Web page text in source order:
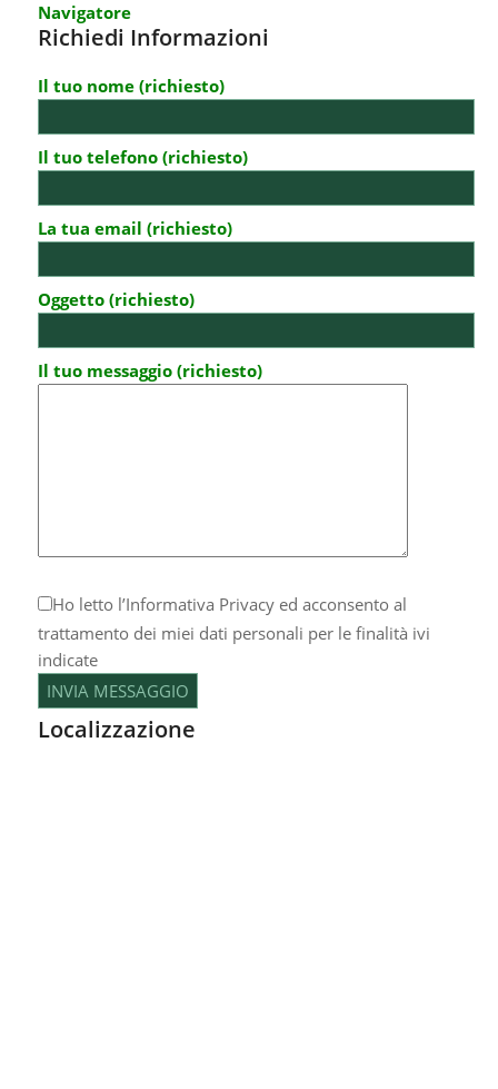
Navigatore
Richiedi Informazioni
Il tuo nome (richiesto)
Il tuo telefono (richiesto)
La tua email (richiesto)
Oggetto (richiesto)
Il tuo messaggio (richiesto)
Ho letto l’Informativa Privacyed acconsento al
trattamento dei miei dati personali per le finalità ivi
indicate
Localizzazione